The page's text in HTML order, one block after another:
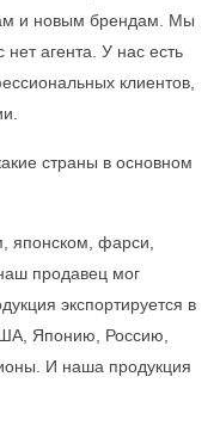
и новым брендам. Мы
агента. У нас есть
клиентов,
страны в основном
японском, фарси,
продавец мог
экспортируется в
Японию, Россию,
И наша продукция